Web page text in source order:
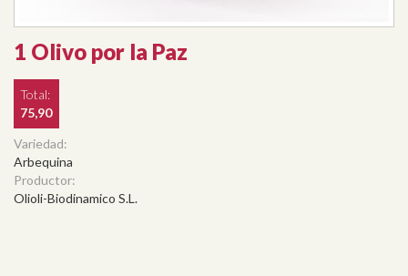
1 Olivo por la Paz
Total:
75,90
Variedad:
Arbequina
Productor:
Olioli-Biodinamico S.L.